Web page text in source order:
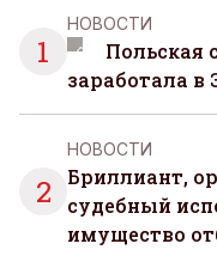
1
НОВОСТИ
Польская
заработала
2
НОВОСТИ
Бриллиант,
судебный
имущество